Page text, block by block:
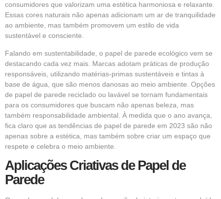
consumidores que valorizam uma estética harmoniosa e relaxante.
Essas cores naturais não apenas adicionam um ar de tranquilidade
ao ambiente, mas também promovem um estilo de vida
sustentável e consciente.
Falando em sustentabilidade, o papel de parede ecológico vem se
destacando cada vez mais. Marcas adotam práticas de produção
responsáveis, utilizando matérias-primas sustentáveis e tintas à
base de água, que são menos danosas ao meio ambiente. Opções
de papel de parede reciclado ou lavável se tornam fundamentais
para os consumidores que buscam não apenas beleza, mas
também responsabilidade ambiental. À medida que o ano avança,
fica claro que as tendências de papel de parede em 2023 são não
apenas sobre a estética, mas também sobre criar um espaço que
respete e celebra o meio ambiente.
Aplicações Criativas de Papel de
Parede